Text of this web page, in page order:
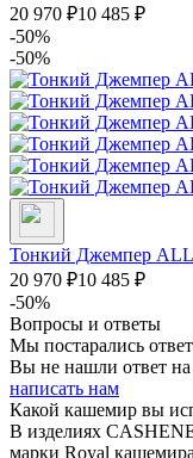
20 970 ₽10 485 ₽
-50%
-50%
Тонкий Джемпер
20 970 ₽10 485 ₽
-50%
Вопросы и ответы
Мы постарались
Вы не нашли ответ на
написать нам
Какой кашемир вы
В изделиях
марки Royal